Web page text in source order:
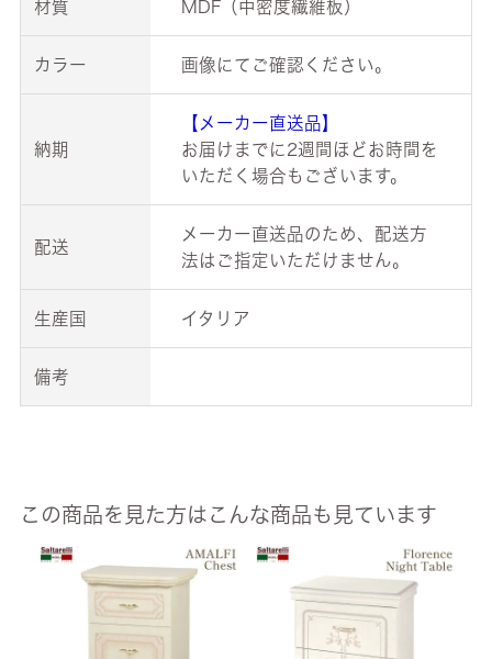
材質 MDF（中密度繊維板）
カラー 画像にてご確認ください。
納期
【メーカー直送品】
お届けまでに2週間ほどお時間を
いただく場合もございます。
配送
メーカー直送品のため、配送方
法はご指定いただけません。
生産国 イタリア
備考
この商品を見た方はこんな商品も見ています